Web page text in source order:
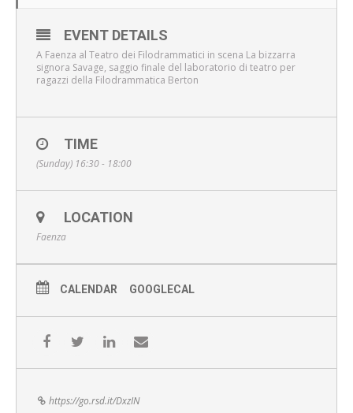
EVENT DETAILS
A Faenza al Teatro dei Filodrammatici in scena La bizzarra
signora Savage, saggio finale del laboratorio di teatro per
ragazzi della Filodrammatica Berton
TIME
(Sunday) 16:30 - 18:00
LOCATION
Faenza
CALENDAR GOOGLECAL
https://go.rsd.it/DxzIN